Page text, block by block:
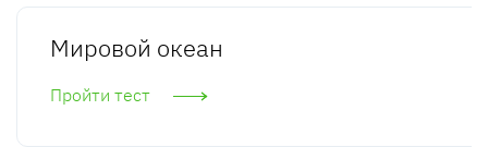
Мировой океан
Пройти тест